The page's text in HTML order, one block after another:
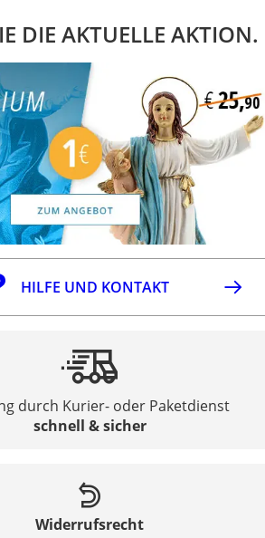
DIE AKTUELLE AKTION.
HILFE UND KONTAKT
durch Kurier- oder Paketdienst
schnell & sicher
Widerrufsrecht